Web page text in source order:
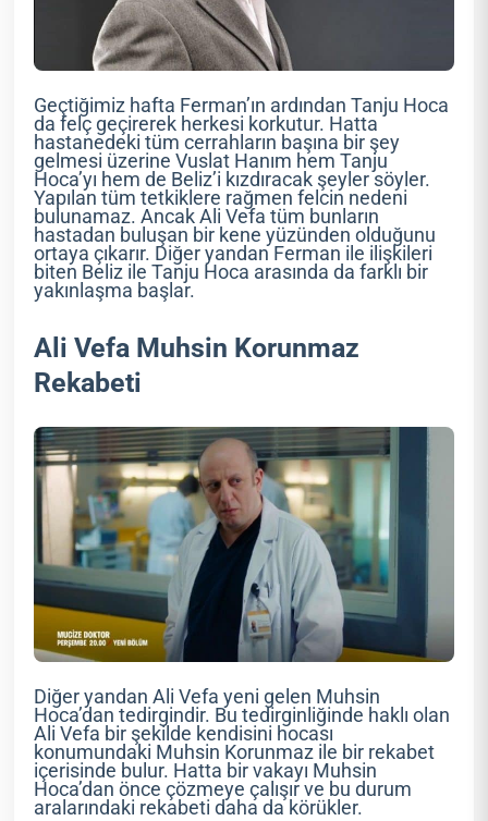
Geçtiğimiz hafta Ferman’ın ardından Tanju Hoca
da felç geçirerek herkesi korkutur. Hatta
hastanedeki tüm cerrahların başına bir şey
gelmesi üzerine Vuslat Hanım hem Tanju
Hoca’yı hem de Beliz’i kızdıracak şeyler söyler.
Yapılan tüm tetkiklere rağmen felcin nedeni
bulunamaz. Ancak Ali Vefa tüm bunların
hastadan buluşan bir kene yüzünden olduğunu
ortaya çıkarır. Diğer yandan Ferman ile ilişkileri
biten Beliz ile Tanju Hoca arasında da farklı bir
yakınlaşma başlar.
Ali Vefa Muhsin Korunmaz
Rekabeti
Diğer yandan Ali Vefa yeni gelen Muhsin
Hoca’dan tedirgindir. Bu tedirginliğinde haklı olan
Ali Vefa bir şekilde kendisini hocası
konumundaki Muhsin Korunmaz ile bir rekabet
içerisinde bulur. Hatta bir vakayı Muhsin
Hoca’dan önce çözmeye çalışır ve bu durum
aralarındaki rekabeti daha da körükler.